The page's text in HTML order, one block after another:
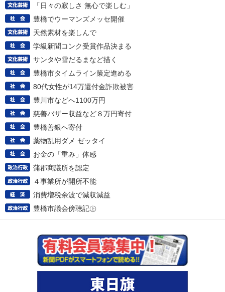
「日々の寂しさ 無心で楽しむ」
豊橋でウーマンズメッセ開催
天然素材を楽しんで
学級新聞コンク受賞作品決まる
サンタや雪だるまなど描く
豊橋市タイムライン策定進める
80代女性が14万還付金詐欺被害
豊川市などへ1100万円
慈善バザー収益など８万円寄付
豊橋善銀へ寄付
薬物乱用ダメ ゼッタイ
お金の「重み」体感
蒲郡商議所を認定
４事業所が開所不能
消費増税余波で減収減益
豊橋市議会傍聴記㊤